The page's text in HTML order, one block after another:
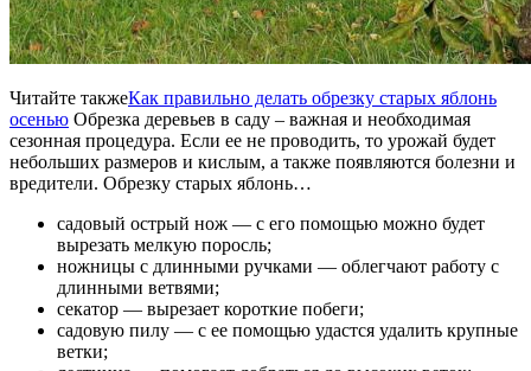
Читайте такжеКак правильно делать обрезку старых яблонь
осенью Обрезка деревьев в саду – важная и необходимая
сезонная процедура. Если ее не проводить, то урожай будет
небольших размеров и кислым, а также появляются болезни и
вредители. Обрезку старых яблонь…
садовый острый нож — с его помощью можно будет
вырезать мелкую поросль;
ножницы с длинными ручками — облегчают работу с
длинными ветвями;
секатор — вырезает короткие побеги;
садовую пилу — с ее помощью удастся удалить крупные
ветки;